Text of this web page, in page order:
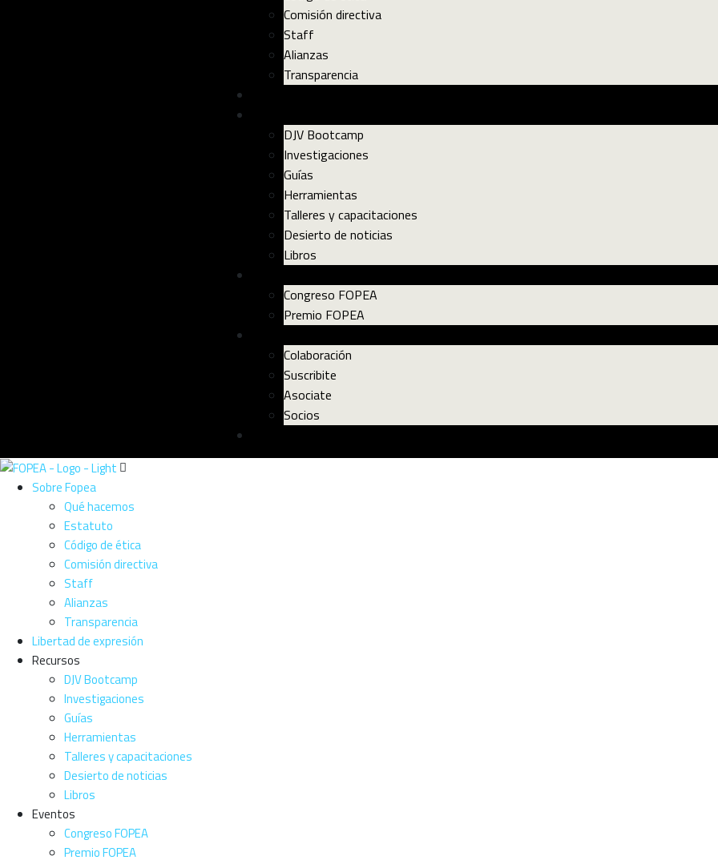
Comisión directiva
Staff
Alianzas
Transparencia
DJV Bootcamp
Investigaciones
Guías
Herramientas
Talleres y capacitaciones
Desierto de noticias
Libros
Congreso FOPEA
Premio FOPEA
Colaboración
Suscribite
Asociate
Socios
Sobre Fopea
Qué hacemos
Estatuto
Código de ética
Comisión directiva
Staff
Alianzas
Transparencia
Libertad de expresión
Recursos
DJV Bootcamp
Investigaciones
Guías
Herramientas
Talleres y capacitaciones
Desierto de noticias
Libros
Eventos
Congreso FOPEA
Premio FOPEA